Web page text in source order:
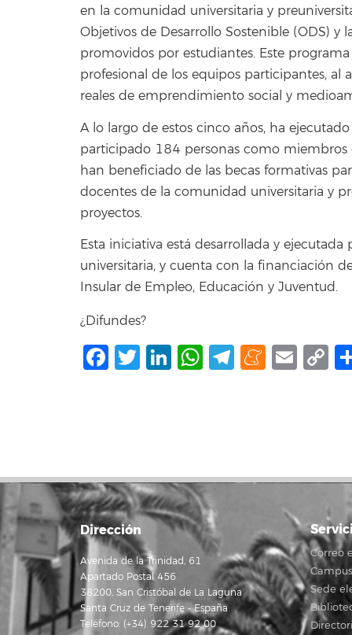
en la comunidad universitaria y
Objetivos de Desarrollo Sostenible (ODS) y
promovidos por estudiantes. Este
profesional de los equipos participantes, al
reales de emprendimiento social y
A lo largo de estos cinco años, ha
participado 184 personas como miembros
han beneficiado de las becas formativas
docentes de la comunidad universitaria y
proyectos.
Esta iniciativa está desarrollada y
universitaria, y cuenta con la financiación
Insular de Empleo, Educación y Juventud.
¿Difundes?
Facebook
Twitter
LinkedIn
WhatsApp
Telegram
Dirección
Avenida de la Trinidad, 61
Apartado Postal 456
38200, San Cristóbal de La Laguna
Santa Cruz de Tenerife - España
Teléfono: (+34) 922 31 92 00
Correo
Sede